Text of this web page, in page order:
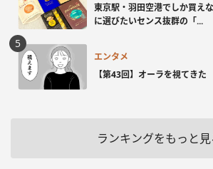
東京駅・羽田空港でしか買え
に選びたいセンス抜群の「...
エンタメ
【第43回】オーラを視てきた
ランキングをもっと見